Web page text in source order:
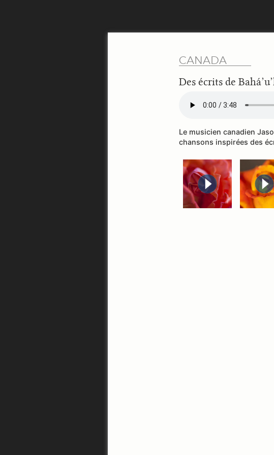
CANADA
Des écrits de
Le musicien canadien
chansons inspirées des